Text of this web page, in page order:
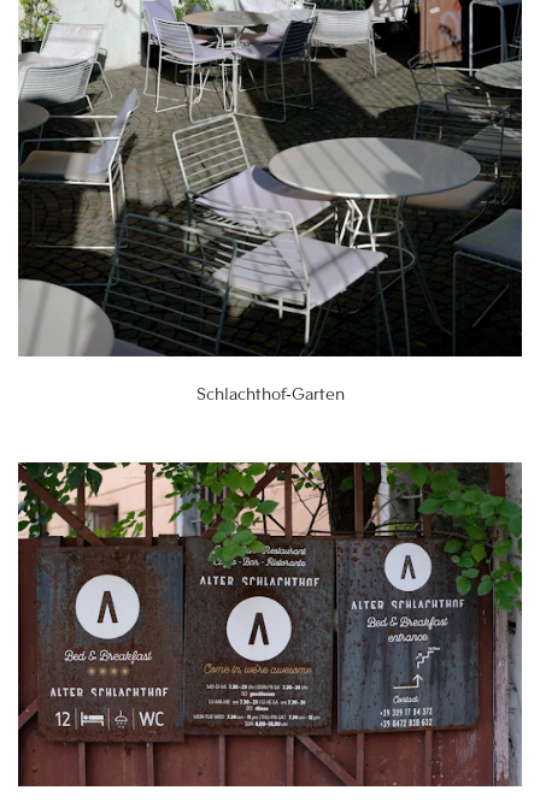
Schlachthof-Garten